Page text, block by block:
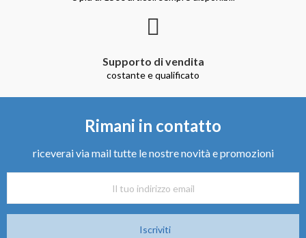
Supporto di vendita
costante e qualificato
Rimani in contatto
riceverai via mail tutte le nostre novità e promozioni
Iscriviti